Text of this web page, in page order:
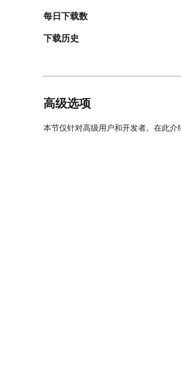
每日下载数
下载历史
高级选项
本节仅针对高级用户和开发者。在此介